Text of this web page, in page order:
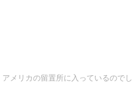
メリカの留置所に入っているので